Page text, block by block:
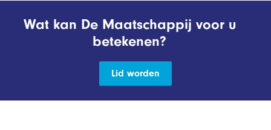
Wat kan De Maatschappij voor u
betekenen?
Lid worden